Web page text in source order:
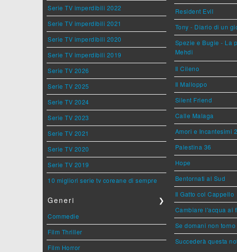
Serie TV imperdibili 2022
Serie TV imperdibili 2021
Serie TV imperdibili 2020
Serie TV imperdibili 2019
Serie TV 2026
Serie TV 2025
Serie TV 2024
Serie TV 2023
Serie TV 2021
Serie TV 2020
Serie TV 2019
10 migliori serie tv coreane di sempre
Generi ❯
Commedie
Film Thriller
Film Horror
Resident Evil
Tony - Diario di un
Spezie e Bugie - La
Mehdi
Il Cileno
Il Malloppo
Silent Friend
Calle Malaga
Amori e Incantesimi 2
Palestina 36
Hope
Bentornati al Sud
Il Gatto col Cappello
Cambiare l'acqua ai
Se domani non torno
Succederà questa